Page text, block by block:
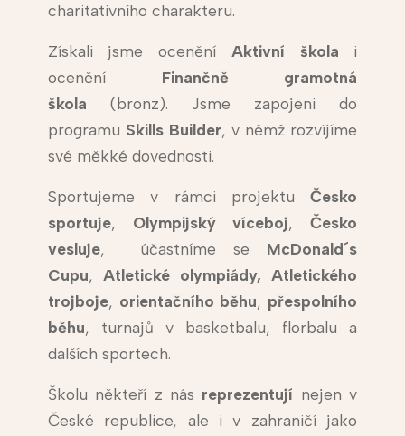
charitativního charakteru.
Získali jsme ocenění Aktivní škola i
ocenění Finančně gramotná
škola (bronz). Jsme zapojeni do
programu Skills Builder, v němž rozvíjíme
své měkké dovednosti.
Sportujeme v rámci projektuČesko
sportuje, Olympijský víceboj,Česko
vesluje, účastníme se McDonald´s
Cupu, Atletické olympiády,
Atletického
trojboje, orientačního běhu, přespolního
běhu, turnajů v basketbalu, florbalu a
dalších sportech.
Školu někteří z nás reprezentují nejen v
České republice, ale i v zahraničí jako